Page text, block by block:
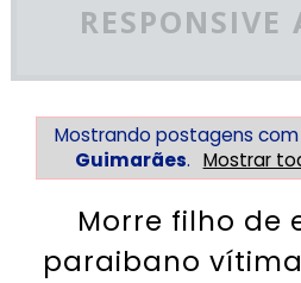
RESPONSIVE
Mostrando postagens
Guimarães. Mostrar
Morre filho de
paraibano